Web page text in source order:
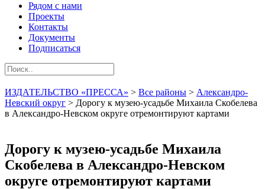
Рядом с нами
Проекты
Контакты
Документы
Подписаться
ИЗДАТЕЛЬСТВО «ПРЕССА» > Все районы > Александро-
Невский округ > Дорогу к музею-усадьбе Михаила Скобелева
в Александро-Невском округе отремонтируют картами
Дорогу к музею-усадьбе Михаила
Скобелева в Александро-Невском
округе отремонтируют картами